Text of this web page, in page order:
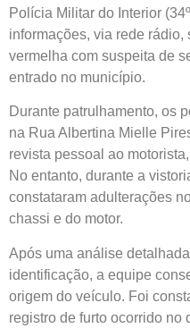
Polícia Militar do Interior
informações, via rede
vermelha com suspeita de
entrado no município.
Durante patrulhamento, os
na Rua Albertina Mielle
revista pessoal ao
No entanto, durante a
constataram adulterações
chassi e do motor.
Após uma análise
identificação, a equipe
origem do veículo. Foi
registro de furto ocorrido no